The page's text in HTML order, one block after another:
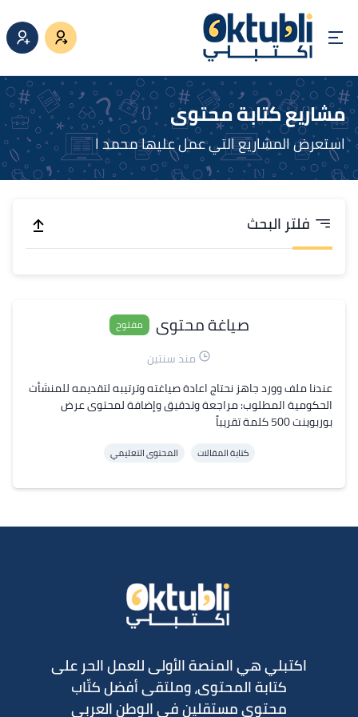
مشاريع كتابة محتوى
استعرض المشاريع التي عمل عليها محمد ا
فلتر البحث
صياغة محتوى مفتوح
منذ سنتين
عندنا ملف وورد جاهز نحتاج اعادة صياغته وترتيبه لتقديمه للمنشأت
الحكومية المطلوب: مراجعة وتدقيق وإضافة لمحتوى عرض
بوربوينت 500 كلمة تقريباً
كتابة المقالات المحتوى التعليمي
اكتبلي هي المنصة الأولى للعمل الحر على
كتابة المحتوى، وملتقى أفضل كتّاب
محتوى مستقلين في الوطن العربي